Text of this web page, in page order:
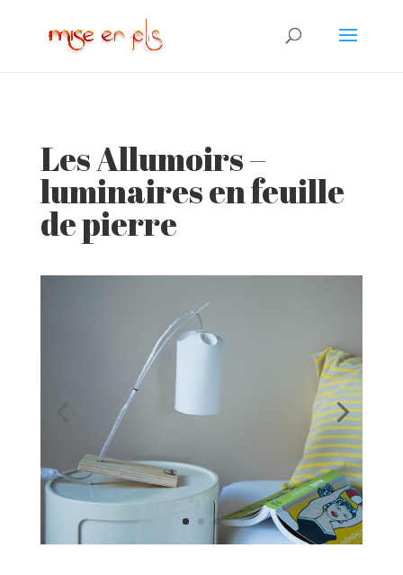
Les Allumoirs –
luminaires en feuille
de pierre